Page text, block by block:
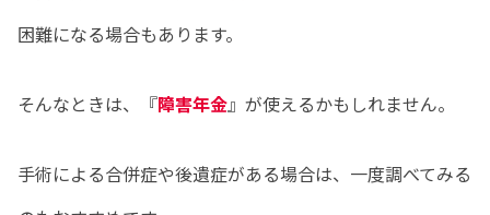
困難になる場合もあります。
そんなときは、『障害年金』が使えるかもしれません。
手術による合併症や後遺症がある場合は、一度調べてみる